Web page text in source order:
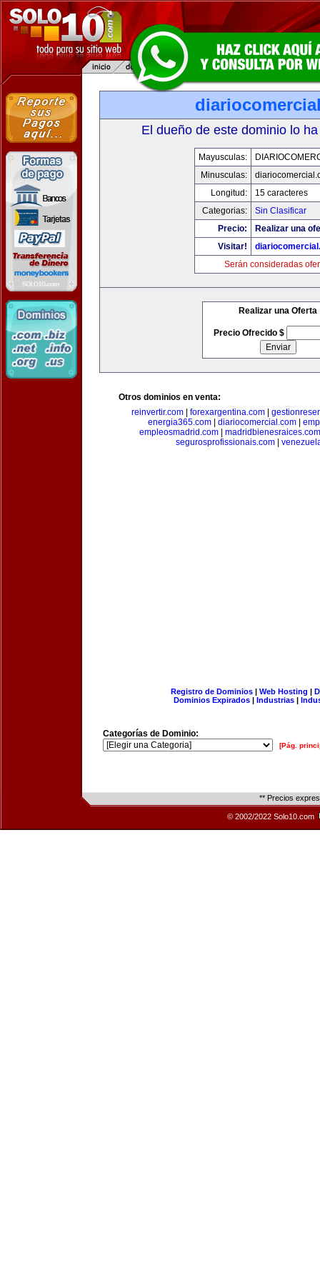
El dueño de este dominio lo
Mayusculas:
Minusculas:
Longitud:
15 caracteres
Categorias:
Sin Clasificar
Precio:
Realizar una
Visitar!
Serán consideradas
Realizar una Oferta
Precio Ofrecido $
Otros dominios en venta:
reinvertir.com
forexargentina.com
energia365.com
diariocomercial.com
empleosmadrid.com
madridbienesraices.com
segurosprofissionais.com|
Registro de Dominios| Web Hosting |
Dominios Expirados | Industrias |
Categorías de Dominio:
[Pág.
** Precios
© 2002/2022 Solo10.com